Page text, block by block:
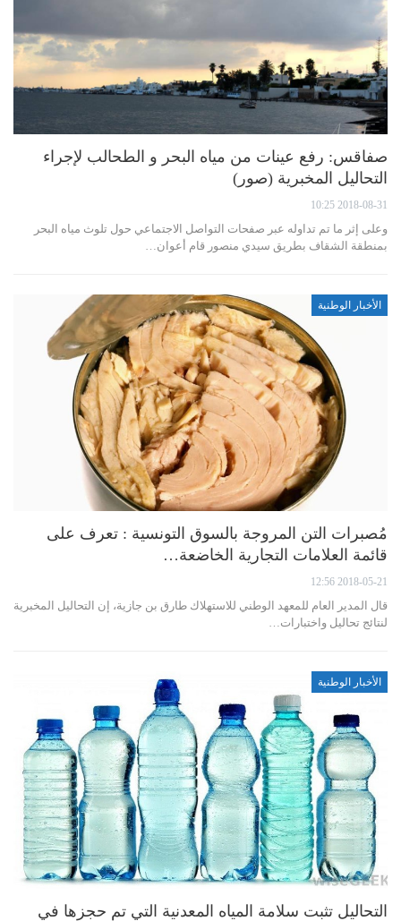
صفاقس: رفع عينات من مياه البحر و الطحالب لإجراء
التحاليل المخبرية (صور)
2018-08-31 10:25
وعلى إثر ما تم تداوله عبر صفحات التواصل الاجتماعي حول تلوث مياه البحر
بمنطقة الشقاف بطريق سيدي منصور قام أعوان…
الأخبار الوطنية
مُصبرات التن المروجة بالسوق التونسية : تعرف على
قائمة العلامات التجارية الخاضعة…
2018-05-21 12:56
قال المدير العام للمعهد الوطني للاستهلاك طارق بن جازية، إن التحاليل المخبرية
لنتائج تحاليل واختبارات…
الأخبار الوطنية
التحاليل تثبت سلامة المياه المعدنية التي تم حجزها في